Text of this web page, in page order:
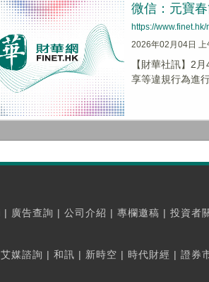
微信：元寶
https://
2026年02月04日 上
【財華社訊】2
享等違規行為進
| 廣告查詢 | 公司介紹 | 專欄邀稿 | 投資者
艾媒諮詢 | 和訊 | 新時空 | 時代財經 | 證券